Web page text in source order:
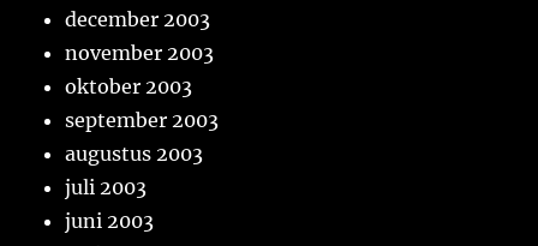
december 2003
november 2003
oktober 2003
september 2003
augustus 2003
juli 2003
juni 2003